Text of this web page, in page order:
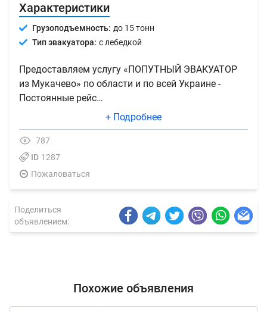
Характеристики
Грузоподъемность: до 15 тонн
Тип эвакуатора: с лебедкой
Предоставляем услугу «ПОПУТНЫЙ ЭВАКУАТОР
из Мукачево» по области и по всей Украине -
Постоянные рейс…
+ Подробнее
787
ID 1287
Пожаловаться
Поделиться
объявлением:
Похожие объявления